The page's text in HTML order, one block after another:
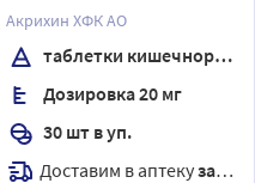
кишечнорастворимые ,
покрытые пленочной
оболочкой
Акрихин ХФК АО
таблетки кишечнорастворимые , покрытые пленочной оболочкой
Дозировка 20 мг
30 шт в уп.
Доставим в аптекузавтра